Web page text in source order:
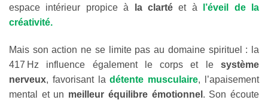
espace intérieur propice à
la clarté et à
l’éveil de la
créativité.
Mais son action ne se limite pas au domaine spirituel : la
417 Hz influence également le corps et le système
nerveux, favorisant ladétente musculaire, l’apaisement
mental et un meilleur équilibre émotionnel . Son écoute